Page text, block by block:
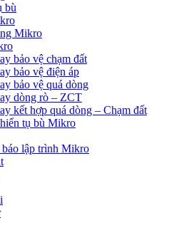
bù
Mikro
bảo vệ chạm đất
bảo vệ điện áp
bảo vệ quá dòng
dòng rò – ZCT
kết hợp quá dòng – Chạm đất
tụ bù Mikro
báo lập trình Mikro